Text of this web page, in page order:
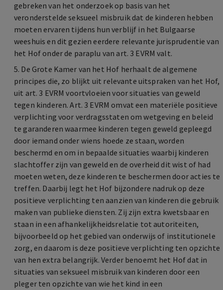
gebreken van het onderzoek op basis van het
veronderstelde seksueel misbruik dat de kinderen hebben
moeten ervaren tijdens hun verblijf in het Bulgaarse
weeshuis en dit gezien eerdere relevante jurisprudentie van
het Hof onder de paraplu van art. 3 EVRM valt.
5. De Grote Kamer van het Hof herhaalt de algemene
principes die, zo blijkt uit relevante uitspraken van het Hof,
uit art. 3 EVRM voortvloeien voor situaties van geweld
tegen kinderen. Art. 3 EVRM omvat een materiële positieve
verplichting voor verdragsstaten om wetgeving en beleid
te garanderen waarmee kinderen tegen geweld gepleegd
door iemand onder wiens hoede ze staan, worden
beschermd en om in bepaalde situaties waarbij kinderen
slachtoffer zijn van geweld en de overheid dit wist of had
moeten weten, deze kinderen te beschermen door acties te
treffen. Daarbij legt het Hof bijzondere nadruk op deze
positieve verplichting ten aanzien van kinderen die gebruik
maken van publieke diensten. Zij zijn extra kwetsbaar en
staan in een afhankelijkheidsrelatie tot autoriteiten,
bijvoorbeeld op het gebied van onderwijs of institutionele
zorg, en daarom is deze positieve verplichting ten opzichte
van hen extra belangrijk. Verder benoemt het Hof dat in
situaties van seksueel misbruik van kinderen door een
pleger ten opzichte van wie het kind in een